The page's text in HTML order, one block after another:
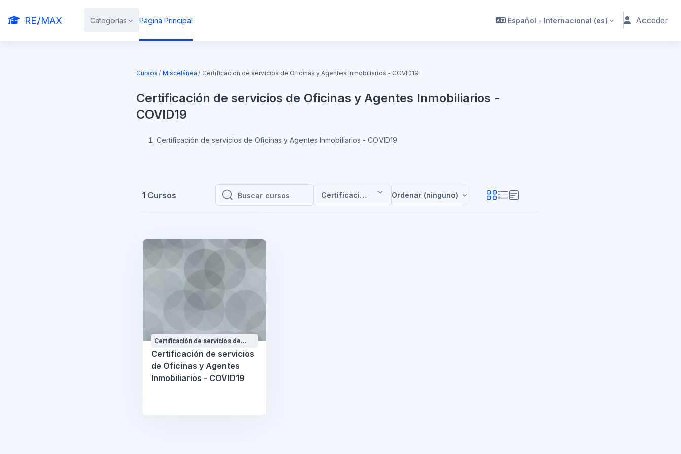
RE/MAX Categorías Página Principal Español - Internacional ‎(es)‎ Acceder
Cursos Miscelánea Certificación de servicios de Oficinas y Agentes Inmobiliarios - COVID19
Certificación de servicios de Oficinas y Agentes Inmobiliarios -
COVID19
Certificación de servicios de Oficinas y Agentes Inmobiliarios - COVID19
1 Cursos
Buscar cursos
Buscar cursos
Certificación de servicios de Oficinas y Agentes Inmobiliarios - COVID19
Ordenar (ninguno)
Certificación de servicios de
Oficinas y Agentes Inmobiliarios
- COVID19
Certificación de servicios
de Oficinas y Agentes
Inmobiliarios - COVID19